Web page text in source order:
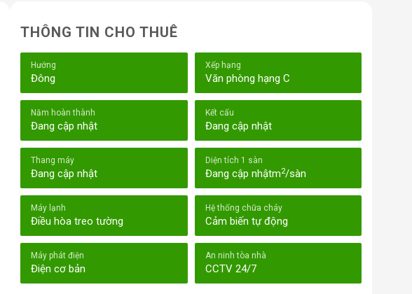
THÔNG TIN CHO THUÊ
Hướng
Đông
Xếp hạng
Văn phòng hạng C
Năm hoàn thành
Đang cập nhật
Kết cấu
Đang cập nhật
Thang máy
Đang cập nhật
Diện tích 1 sàn
Đang cập nhậtm2/sàn
Máy lạnh
Điều hòa treo tường
Hệ thống chữa cháy
Cảm biến tự động
Máy phát điện
Điện cơ bản
An ninh tòa nhà
CCTV 24/7